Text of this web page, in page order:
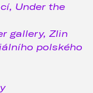
Under the
gallery, Zlin
polského